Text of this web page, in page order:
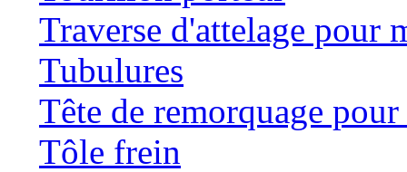
Traverse d'attelage pour
Tubulures
Tête de remorquage
Tôle frein